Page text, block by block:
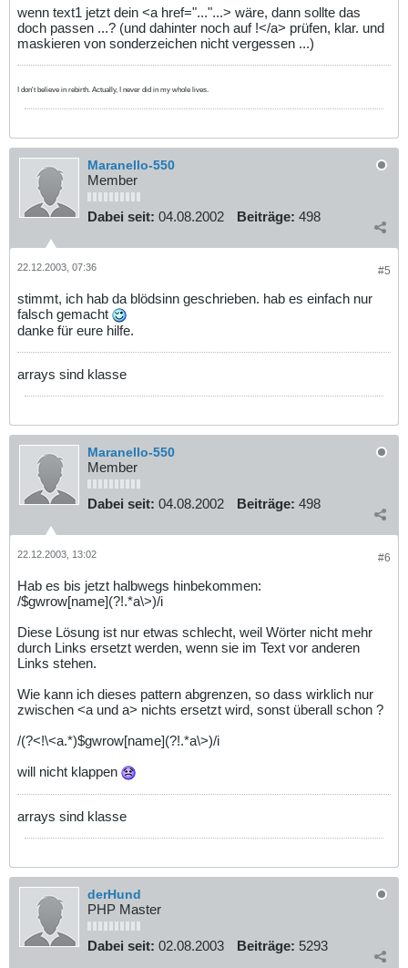
wenn text1 jetzt dein <a href="..."...> wäre, dann sollte das
doch passen ...? (und dahinter noch auf !</a> prüfen, klar. und
maskieren von sonderzeichen nicht vergessen ...)
I don't believe in rebirth. Actually, I never did in my whole lives.
Maranello-550
Member
Dabei seit: 04.08.2002 Beiträge: 498
#5
22.12.2003, 07:36
stimmt, ich hab da blödsinn geschrieben. hab es einfach nur
falsch gemacht
danke für eure hilfe.
arrays sind klasse
Maranello-550
Member
Dabei seit: 04.08.2002 Beiträge: 498
#6
22.12.2003, 13:02
Hab es bis jetzt halbwegs hinbekommen:
/$gwrow[name](?!.*a\>)/i
Diese Lösung ist nur etwas schlecht, weil Wörter nicht mehr
durch Links ersetzt werden, wenn sie im Text vor anderen
Links stehen.
Wie kann ich dieses pattern abgrenzen, so dass wirklich nur
zwischen <a und a> nichts ersetzt wird, sonst überall schon ?
/(?<!\<a.*)$gwrow[name](?!.*a\>)/i
will nicht klappen
arrays sind klasse
derHund
PHP Master
Dabei seit: 02.08.2003 Beiträge: 5293